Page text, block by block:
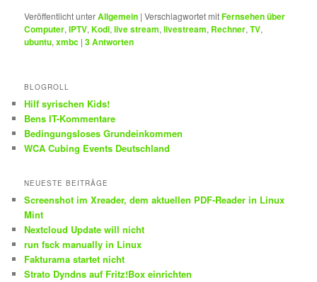
Veröffentlicht unterAllgemein |Verschlagwortet mitFernsehen über
Computer,IPTV,Kodi,live stream,livestream, Rechner,TV,
ubuntu,xmbc |3Antworten
BLOGROLL
Hilf syrischen Kids!
Bens IT-Kommentare
Bedingungsloses Grundeinkommen
WCA Cubing Events Deutschland
NEUESTE BEITRÄGE
Screenshot im Xreader, dem aktuellen PDF-Reader in Linux
Mint
Nextcloud Update will nicht
run fsck manually in Linux
Fakturama startet nicht
Strato Dyndns auf Fritz!Box einrichten